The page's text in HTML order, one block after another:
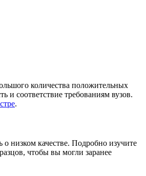
количества положительных
и соответствие требованиям вузов.
.
о низком качестве. Подробно изучите
чтобы вы могли заранее